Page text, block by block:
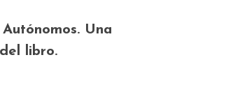
Una
libro.